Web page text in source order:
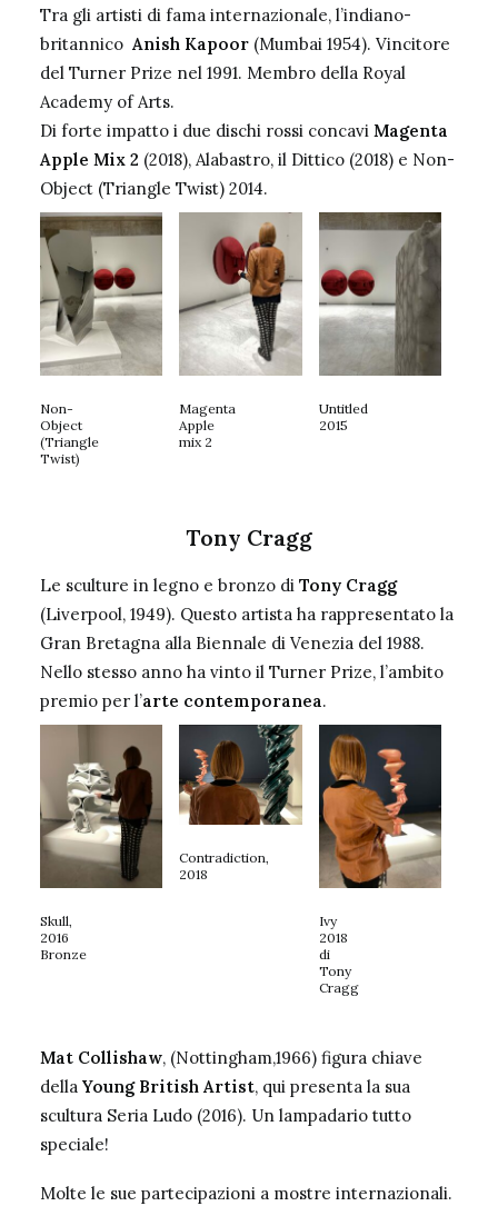
Tra gli artisti di fama internazionale, l’indiano-
britannico Anish Kapoor (Mumbai 1954). Vincitore
del Turner Prize nel 1991. Membro della Royal
Academy of Arts.
Di forte impatto i due dischi rossi concavi Magenta
Apple Mix 2 (2018), Alabastro, il Dittico (2018) e Non-
Object (Triangle Twist) 2014.
Non-
Object
(Triangle
Twist)
Magenta
Apple
mix 2
Untitled
2015
Tony Cragg
Le sculture in legno e bronzo di Tony Cragg
(Liverpool, 1949). Questo artista ha rappresentato la
Gran Bretagna alla Biennale di Venezia del 1988.
Nello stesso anno ha vinto il Turner Prize, l’ambito
premio per l’arte contemporanea.
Skull,
2016
Bronze
Contradiction,
2018
Ivy
2018
di
Tony
Cragg
Mat Collishaw, (Nottingham,1966) figura chiave
della Young British Artist, qui presenta la sua
scultura Seria Ludo (2016). Un lampadario tutto
speciale!
Molte le sue partecipazioni a mostre internazionali.